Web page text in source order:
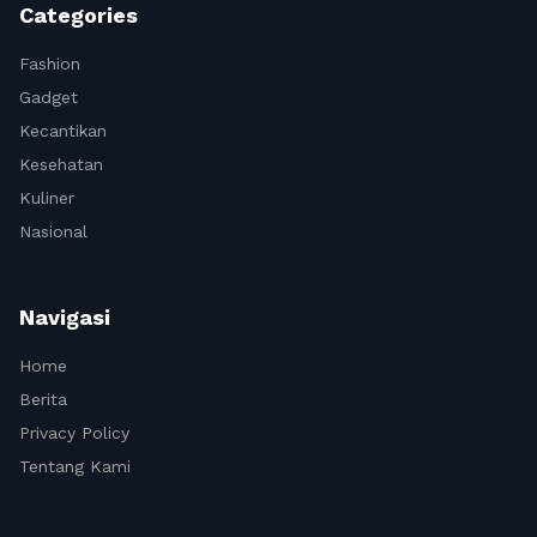
Categories
Fashion
Gadget
Kecantikan
Kesehatan
Kuliner
Nasional
Navigasi
Home
Berita
Privacy Policy
Tentang Kami